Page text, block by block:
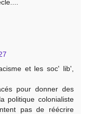
et les soc' lib',
pour donner des
politique colonialiste
pas de réécrire